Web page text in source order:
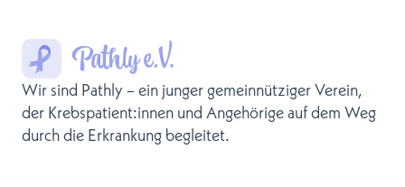
Wir sind Pathly – ein junger gemeinnütziger Verein,
der Krebspatient:innen und Angehörige auf dem Weg
durch die Erkrankung begleitet.